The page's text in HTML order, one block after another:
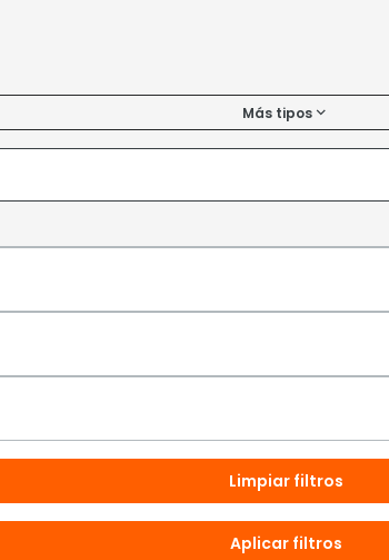
Más tipos
Limpiar filtros
Aplicar filtros